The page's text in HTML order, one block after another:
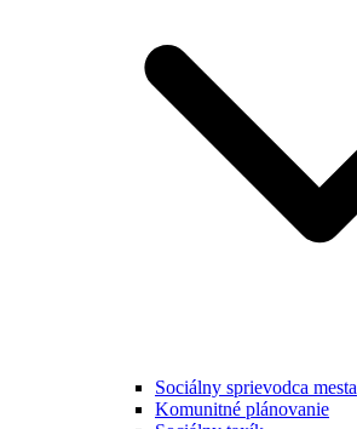
Sociálny sprievodca mesta
Komunitné plánovanie